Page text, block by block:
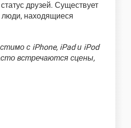
друзей. Существует
люди, находящиеся
с iPhone, iPad и iPod
встречаются сцены,